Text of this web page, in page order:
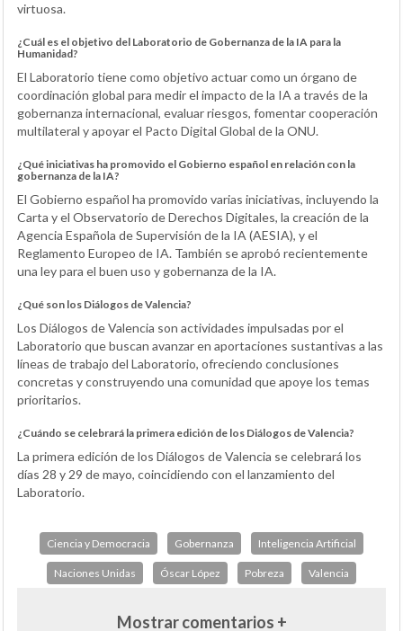
virtuosa.
¿Cuál es el objetivo del Laboratorio de Gobernanza de la IA para la
Humanidad?
El Laboratorio tiene como objetivo actuar como un órgano de
coordinación global para medir el impacto de la IA a través de la
gobernanza internacional, evaluar riesgos, fomentar cooperación
multilateral y apoyar el Pacto Digital Global de la ONU.
¿Qué iniciativas ha promovido el Gobierno español en relación con la
gobernanza de la IA?
El Gobierno español ha promovido varias iniciativas, incluyendo la
Carta y el Observatorio de Derechos Digitales, la creación de la
Agencia Española de Supervisión de la IA (AESIA), y el
Reglamento Europeo de IA. También se aprobó recientemente
una ley para el buen uso y gobernanza de la IA.
¿Qué son los Diálogos de Valencia?
Los Diálogos de Valencia son actividades impulsadas por el
Laboratorio que buscan avanzar en aportaciones sustantivas a las
líneas de trabajo del Laboratorio, ofreciendo conclusiones
concretas y construyendo una comunidad que apoye los temas
prioritarios.
¿Cuándo se celebrará la primera edición de los Diálogos de Valencia?
La primera edición de los Diálogos de Valencia se celebrará los
días 28 y 29 de mayo, coincidiendo con el lanzamiento del
Laboratorio.
Ciencia y Democracia Gobernanza Inteligencia Artificial
Naciones Unidas Óscar López Pobreza Valencia
Mostrar comentarios +